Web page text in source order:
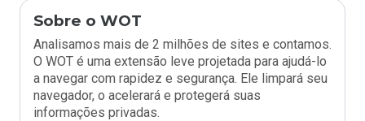
Sobre o WOT
Analisamos mais de 2 milhões de sites e contamos.
O WOT é uma extensão leve projetada para ajudá-lo
a navegar com rapidez e segurança. Ele limpará seu
navegador, o acelerará e protegerá suas
informações privadas.